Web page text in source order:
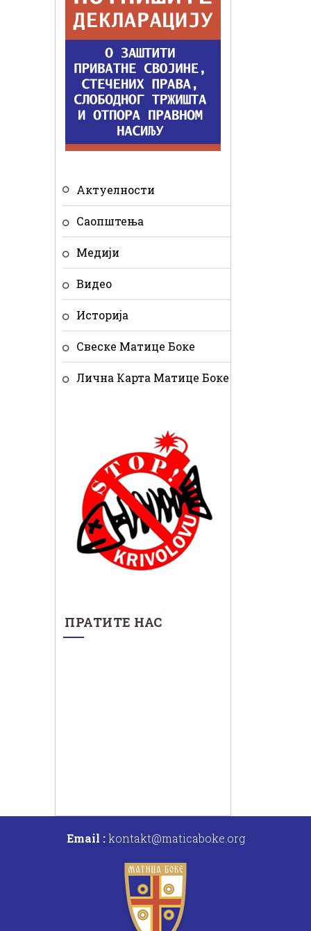
Актуелности
Саопштења
Медији
Видео
Историја
Свеске Матице Боке
Лична Карта Матице Боке
ПРАТИТЕ НАС
Email :kontakt@maticaboke.org